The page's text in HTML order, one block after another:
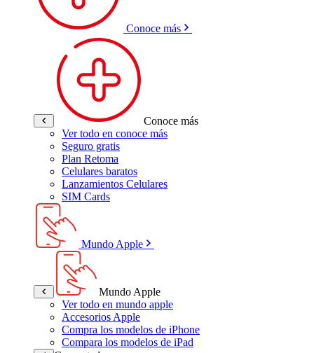
Conoce más
Conoce más
Ver todo en conoce más
Seguro gratis
Plan Retoma
Celulares baratos
Lanzamientos Celulares
SIM Cards
Mundo Apple
Mundo Apple
Ver todo en mundo apple
Accesorios Apple
Compra los modelos de iPhone
Compara los modelos de iPad